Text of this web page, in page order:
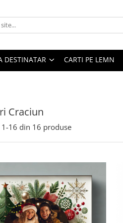
DESTINATAR CARTI PE LEMN
Craciun
1-16 din 16 produse